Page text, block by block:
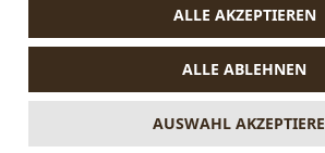
Die durchgestrichenen Preise entsprechen
** Gilt für Lieferungen nach Deutschland.
ALLE AKZEPTIEREN
ALLE ABLEHNEN
AUSWAHL